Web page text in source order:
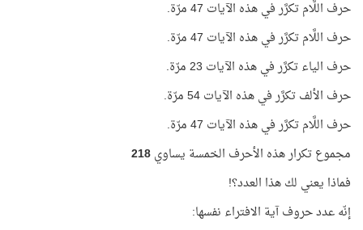
حرف اللَّام تكرَّر في هذه الآيات 47 مرّة.
حرف اللَّام تكرَّر في هذه الآيات 47 مرّة.
حرف الياء تكرَّر في هذه الآيات 23 مرّة.
حرف الألف تكرَّر في هذه الآيات 54 مرّة.
حرف اللَّام تكرَّر في هذه الآيات 47 مرّة.
مجموع تكرار هذه الأحرف الخمسة يساوي218
فماذا يعني لك هذا العدد؟!
إنّه عدد حروف آية الافتراء نفسها: